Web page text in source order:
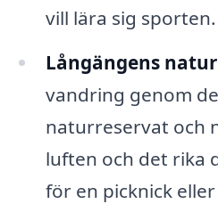
vill lära sig sporten.
Långängens
vandring genom
naturreservat och
luften och det rika
för en picknick